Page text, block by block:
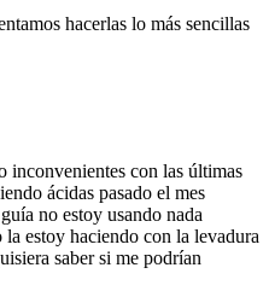
hacerlas lo más sencillas
inconvenientes con las últimas
ácidas pasado el mes
no estoy usando nada
estoy haciendo con la levadura
saber si me podrían